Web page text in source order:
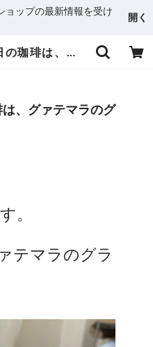
ョップの最新情報を受け
開く
2022/05/09 本日の珈琲は、グァテマラのグランレイナです。 | 自家焙煎珈琲 ハルノ珈琲
、グァテマラのグ
。
テマラのグラ